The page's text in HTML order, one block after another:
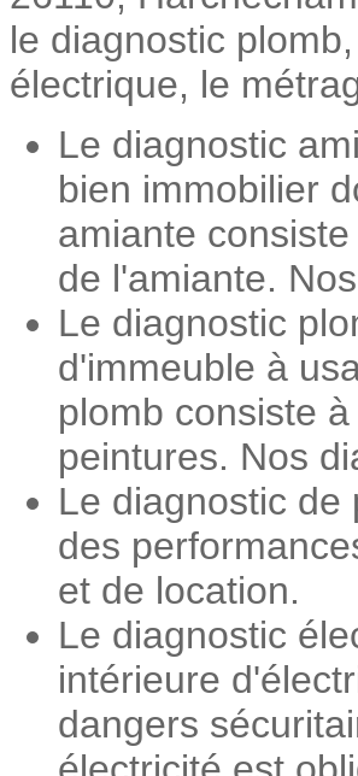
le diagnostic
électrique, le
Le diagnostic
bien immobilier
amiante
de l'amiante.
Le diagnostic
d'immeuble à
plomb consiste
peintures. Nos
Le diagnostic de
des
et de location.
Le diagnostic
intérieure
dangers